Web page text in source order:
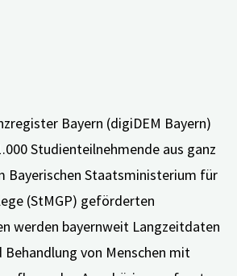
Bayern (digiDEM Bayern)
Studienteilnehmende aus ganz
Bayerischen Staatsministerium für
(StMGP) geförderten
werden bayernweit Langzeitdaten
Behandlung von Menschen mit